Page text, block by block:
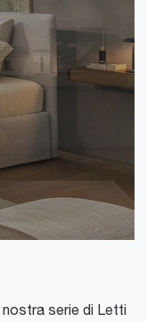
serie di Letti